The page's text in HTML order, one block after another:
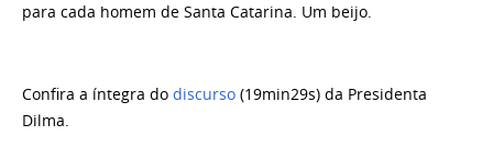
para cada homem de Santa Catarina. Um beijo.
Confira a íntegra do discurso (19min29s) da Presidenta
Dilma.